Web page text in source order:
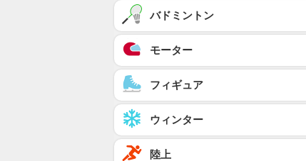
バドミントン
モーター
フィギュア
ウィンター
陸上